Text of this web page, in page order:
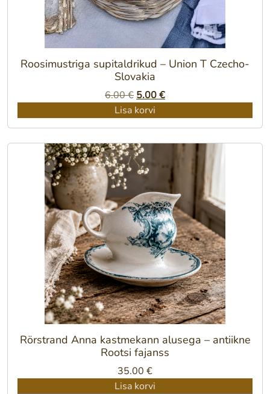
Roosimustriga supitaldrikud – Union T Czecho-
Slovakia
6.00€ Algne
hind
5.00€Praegune
Lisa korvi
Rörstrand Anna kastmekann alusega – antiikne
Rootsi fajanss
35.00 €
Lisa korvi